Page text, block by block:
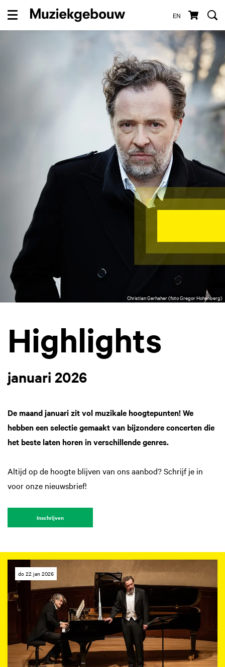
EN
Menu
Christian Gerhaher (foto Gregor Hohenberg)
Highlights
januari 2026
De maand januari zit vol muzikale hoogtepunten! We
hebben een selectie gemaakt van bijzondere concerten die
het beste laten horen in verschillende genres.
Altijd op de hoogte blijven van ons aanbod? Schrijf je in
voor onze nieuwsbrief!
Inschrijven
do 22 jan 2026